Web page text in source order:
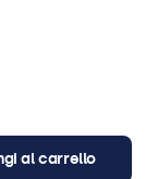
al carrello